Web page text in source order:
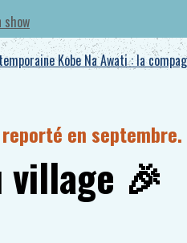
show
Kobe Na Awati : la
en septembre.
village 🎉